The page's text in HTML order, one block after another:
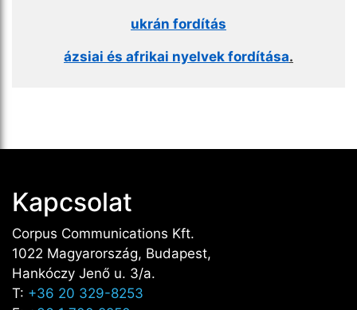
ukrán fordítás
ázsiai és afrikai nyelvek fordítása.
Kapcsolat
Corpus Communications Kft.
1022 Magyarország, Budapest,
Hankóczy Jenő u. 3/a.
T: +36 20 329-8253